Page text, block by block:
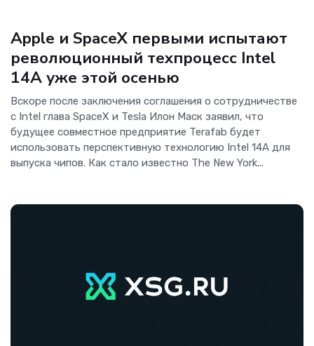
Apple и SpaceX первыми испытают
революционный техпроцесс Intel
14A уже этой осенью
Вскоре после заключения соглашения о сотрудничестве
с Intel глава SpaceX и Tesla Илон Маск заявил, что
будущее совместное предприятие Terafab будет
использовать перспективную технологию Intel 14A для
выпуска чипов. Как стало известно The New York...